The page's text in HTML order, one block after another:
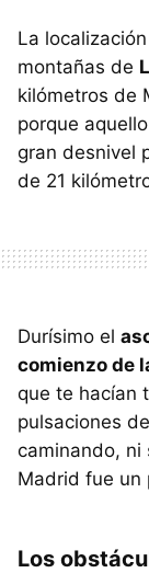
La
montañas de
kilómetros de
porque
gran desnivel
de 21
Durísimo el
comienzo de
que te hacían
pulsaciones
caminando, ni
Madrid fue un
Los